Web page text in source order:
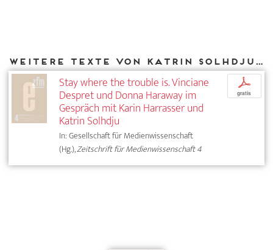
Weitere Texte von Katrin Solhdju bei DIAPHANES
Stay where the trouble is. Vinciane
Despret und Donna Haraway im
Gespräch mit Karin Harrasser und
Katrin Solhdju
In: Gesellschaft für Medienwissenschaft
(Hg.),Zeitschrift für Medienwissenschaft 4
p
gratis